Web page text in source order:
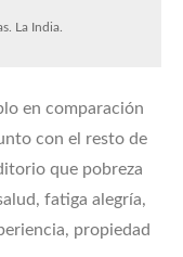
La India.
en comparación
con el resto de
que pobreza
fatiga alegría,
propiedad